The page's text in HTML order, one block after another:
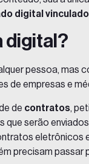
digital
digital?
pessoa, mas
de empresas e
de contratos,
que serão
eletrônicos
precisam passar